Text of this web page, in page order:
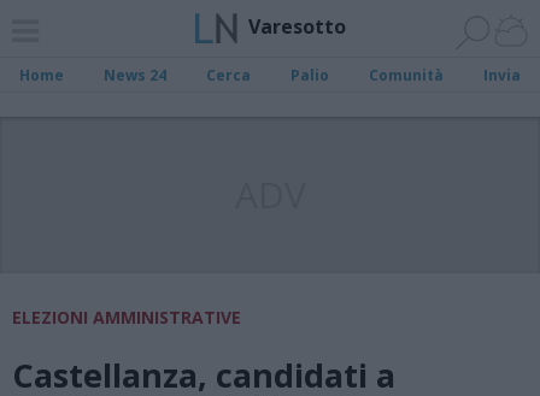
Varesotto
Home News 24 Cerca Palio Comunità Invia
ELEZIONI AMMINISTRATIVE
Castellanza, candidati a